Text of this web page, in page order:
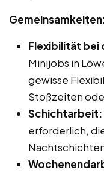
Flexibilität bei
Minijobs in
gewisse
Stoßzeiten
Schichtarbeit:
erforderlich,